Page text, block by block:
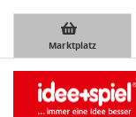
Marktplatz